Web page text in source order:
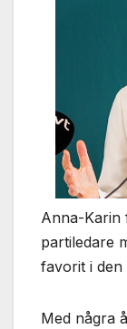
Anna-Karin
partiledare
favorit i den
Med några